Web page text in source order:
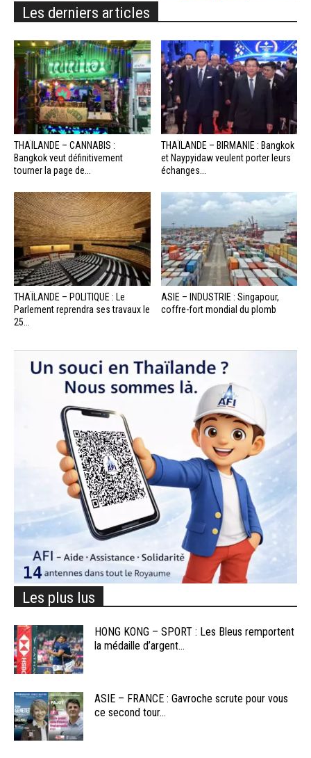
Les derniers articles
THAÏLANDE – CANNABIS :
Bangkok veut définitivement
tourner la page de...
THAÏLANDE – BIRMANIE : Bangkok
et Naypyidaw veulent porter leurs
échanges...
THAÏLANDE – POLITIQUE : Le
Parlement reprendra ses travaux le
25...
ASIE – INDUSTRIE : Singapour,
coffre-fort mondial du plomb
Les plus lus
HONG KONG – SPORT : Les Bleus remportent
la médaille d’argent...
ASIE – FRANCE : Gavroche scrute pour vous
ce second tour...